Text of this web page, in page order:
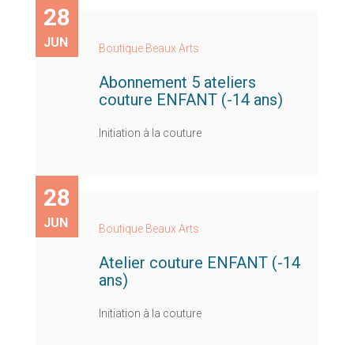
28
JUN Boutique Beaux Arts
Abonnement 5 ateliers
couture ENFANT (-14 ans)
Initiation à la couture
28
JUN Boutique Beaux Arts
Atelier couture ENFANT (-14
ans)
Initiation à la couture